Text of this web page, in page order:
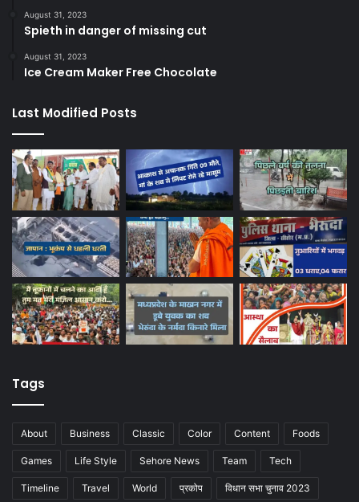
August 31, 2023
Spieth in danger of missing cut
August 31, 2023
Ice Cream Maker Free Chocolate
Last Modified Posts
Tags
About Business Classic Color Content Foods
Games Life Style Sehore News Team Tech
Timeline Travel World प्रकोप विधान सभा चुनाव 2023